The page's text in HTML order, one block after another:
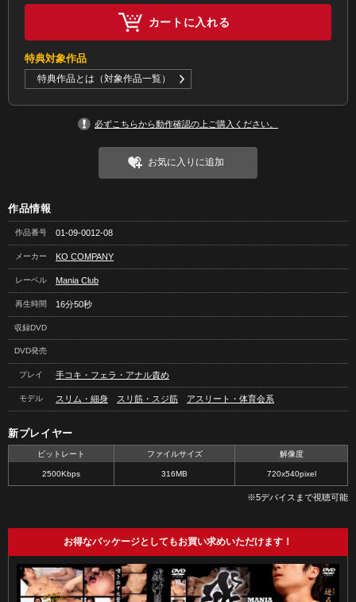
カートに入れる
特典対象作品
特典作品とは（対象作品一覧）
必ずこちらから動作確認の上ご購入ください。
お気に入りに追加
作品情報
作品番号 01-09-0012-08
メーカー KO COMPANY
レーベル Mania Club
再生時間 16分50秒
収録DVD
DVD発売
プレイ 手コキ・フェラ・アナル責め
モデル スリム・細身 スリ筋・スジ筋 アスリート・体育会系
新プレイヤー
ビットレート ファイルサイズ 解像度
2500Kbps 316MB 720x540pixel
※5デバイスまで視聴可能
お得なパッケージとしてもお買い求めいただけます！